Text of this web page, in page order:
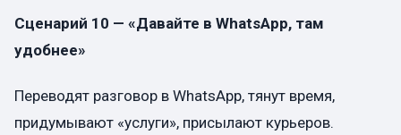
Сценарий 10 — «Давайте в WhatsApp, там
удобнее»
Переводят разговор в WhatsApp, тянут время,
придумывают «услуги», присылают курьеров.